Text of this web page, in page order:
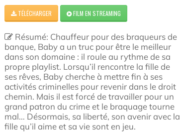
TÉLÉCHARGER FILM EN STREAMING
Résumé: Chauffeur pour des braqueurs de
banque, Baby a un truc pour être le meilleur
dans son domaine : il roule au rythme de sa
propre playlist. Lorsqu’il rencontre la fille de
ses rêves, Baby cherche à mettre fin à ses
activités criminelles pour revenir dans le droit
chemin. Mais il est forcé de travailler pour un
grand patron du crime et le braquage tourne
mal… Désormais, sa liberté, son avenir avec la
fille qu’il aime et sa vie sont en jeu.